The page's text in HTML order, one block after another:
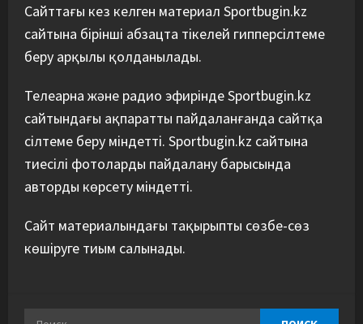
Сайттағы кез келген материал Sportbugin.kz
сайтына бірінші абзацта тікелей гипперсілтеме
беру арқылы қолданылады.
Телеарна және радио эфирінде Sportbugin.kz
сайтындағы ақпаратты пайдаланғанда сайтқа
сілтеме беру міндетті. Sportbugin.kz сайтына
тиесілі фотоларды пайдалану барысында
авторды көрсету міндетті.
Сайт материалындағы тақырыпты сөзбе-сөз
көшіруге тиым салынады.